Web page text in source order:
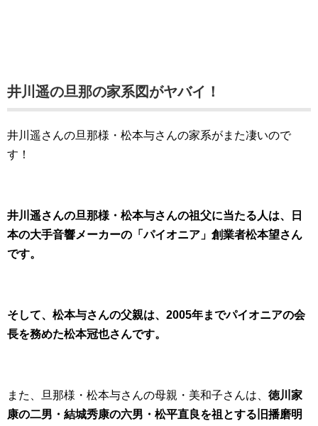
井川遥の旦那の家系図がヤバイ！
井川遥さんの旦那様・松本与さんの家系がまた凄いので
す！
井川遥さんの旦那様・松本与さんの祖父に当たる人は、日
本の大手音響メーカーの「パイオニア」創業者松本望さん
です。
そして、松本与さんの父親は、2005年までパイオニアの会
長を務めた松本冠也さんです。
また、旦那様・松本与さんの母親・美和子さんは、 徳川家
康の二男・結城秀康の六男・松平直良を祖とする旧播磨明